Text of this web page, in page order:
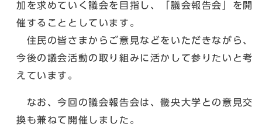
加を求めていく議会を目指し、「議会報告会」を開
催することとしています。
住民の皆さまからご意見などをいただきながら、
今後の議会活動の取り組みに活かして参りたいと考
えています。
なお、今回の議会報告会は、畿央大学との意見交
換も兼ねて開催しました。